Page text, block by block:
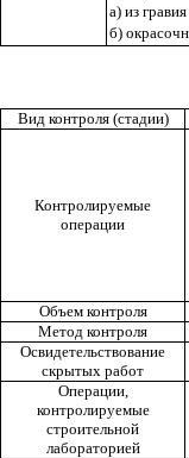
а) из гравия
б)
Вид контроля (стадии)
Контролируемые
операции
Объем контроля
Метод контроля
Освидетельствование
скрытых работ
Операции,
контролируемые
строительной
лабораторией